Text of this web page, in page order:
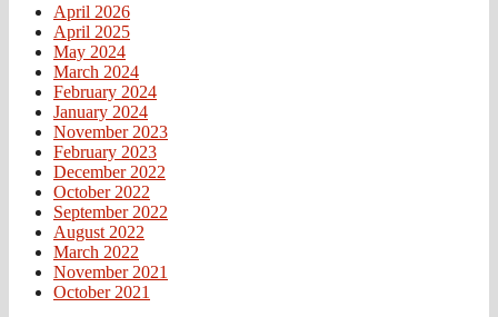
April 2026
April 2025
May 2024
March 2024
February 2024
January 2024
November 2023
February 2023
December 2022
October 2022
September 2022
August 2022
March 2022
November 2021
October 2021